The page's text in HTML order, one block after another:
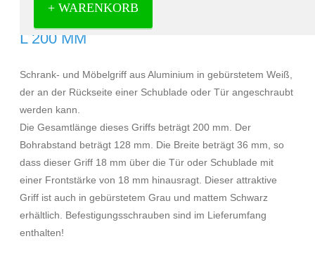
+ WARENKORB
GRIFFBOGEN ALU WEISS BA 128 MM
L 200 MM
Schrank- und Möbelgriff aus Aluminium in gebürstetem Weiß,
der an der Rückseite einer Schublade oder Tür angeschraubt
werden kann.
Die Gesamtlänge dieses Griffs beträgt 200 mm. Der
Bohrabstand beträgt 128 mm. Die Breite beträgt 36 mm, so
dass dieser Griff 18 mm über die Tür oder Schublade mit
einer Frontstärke von 18 mm hinausragt. Dieser attraktive
Griff ist auch in gebürstetem Grau und mattem Schwarz
erhältlich. Befestigungsschrauben sind im Lieferumfang
enthalten!